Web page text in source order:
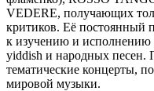
VEDERE, получающих
критиков. Её постоянный
к изучению и исполнению
yiddish и народных песен.
тематические концерты,
мировой музыки.